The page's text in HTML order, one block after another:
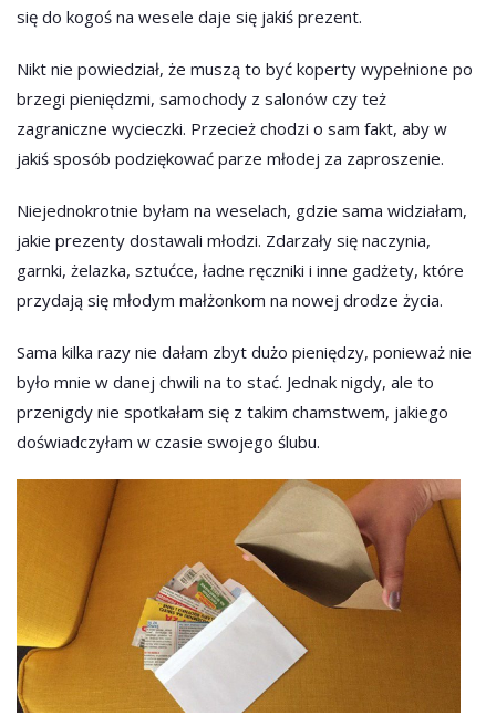
się do kogoś na wesele daje się jakiś prezent.
Nikt nie powiedział, że muszą to być koperty wypełnione po
brzegi pieniędzmi, samochody z salonów czy też
zagraniczne wycieczki. Przecież chodzi o sam fakt, aby w
jakiś sposób podziękować parze młodej za zaproszenie.
Niejednokrotnie byłam na weselach, gdzie sama widziałam,
jakie prezenty dostawali młodzi. Zdarzały się naczynia,
garnki, żelazka, sztućce, ładne ręczniki i inne gadżety, które
przydają się młodym małżonkom na nowej drodze życia.
Sama kilka razy nie dałam zbyt dużo pieniędzy, ponieważ nie
było mnie w danej chwili na to stać. Jednak nigdy, ale to
przenigdy nie spotkałam się z takim chamstwem, jakiego
doświadczyłam w czasie swojego ślubu.